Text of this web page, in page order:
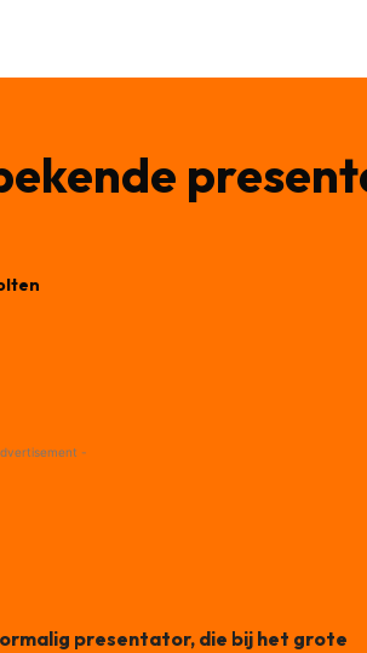
-
presentator, die bij het grote